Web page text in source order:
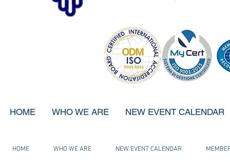
HOME WHO WE ARE NEW EVENT CALENDAR
HOME WHO WE ARE NEW EVENT CALENDAR